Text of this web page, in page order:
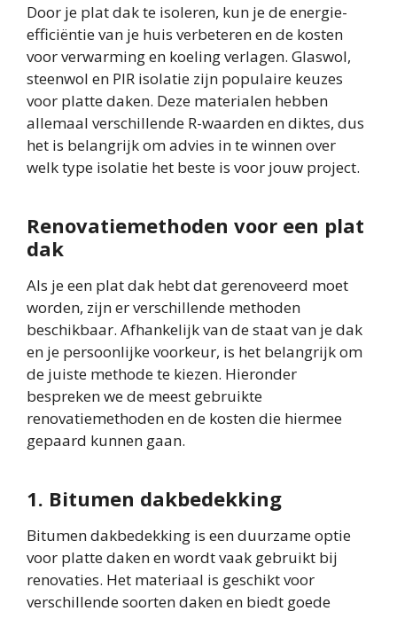
Door je plat dak te isoleren, kun je de energie-
efficiëntie van je huis verbeteren en de kosten
voor verwarming en koeling verlagen. Glaswol,
steenwol en PIR isolatie zijn populaire keuzes
voor platte daken. Deze materialen hebben
allemaal verschillende R-waarden en diktes, dus
het is belangrijk om advies in te winnen over
welk type isolatie het beste is voor jouw project.
Renovatiemethoden voor een plat
dak
Als je een plat dak hebt dat gerenoveerd moet
worden, zijn er verschillende methoden
beschikbaar. Afhankelijk van de staat van je dak
en je persoonlijke voorkeur, is het belangrijk om
de juiste methode te kiezen. Hieronder
bespreken we de meest gebruikte
renovatiemethoden en de kosten die hiermee
gepaard kunnen gaan.
1. Bitumen dakbedekking
Bitumen dakbedekking is een duurzame optie
voor platte daken en wordt vaak gebruikt bij
renovaties. Het materiaal is geschikt voor
verschillende soorten daken en biedt goede